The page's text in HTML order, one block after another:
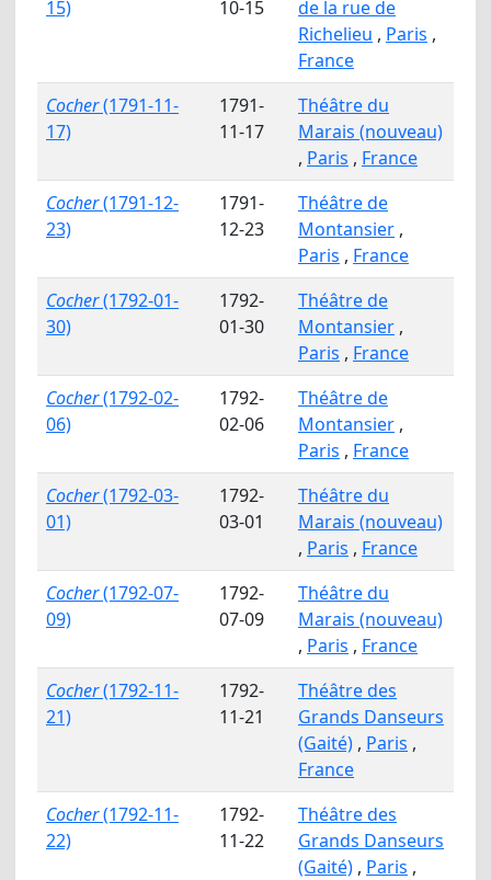
15) 10-15
de la rue de
Richelieu , Paris ,
France
Cocher(1791-11-
17)
1791-
11-17
Théâtre du
Marais (nouveau)
, Paris , France
Cocher(1791-12-
23)
1791-
12-23
Théâtre de
Montansier ,
Paris , France
Cocher(1792-01-
30)
1792-
01-30
Théâtre de
Montansier ,
Paris , France
Cocher(1792-02-
06)
1792-
02-06
Théâtre de
Montansier ,
Paris , France
Cocher(1792-03-
01)
1792-
03-01
Théâtre du
Marais (nouveau)
, Paris , France
Cocher(1792-07-
09)
1792-
07-09
Théâtre du
Marais (nouveau)
, Paris , France
Cocher(1792-11-
21)
1792-
11-21
Théâtre des
Grands Danseurs
(Gaité) , Paris ,
France
Cocher(1792-11-
22)
1792-
11-22
Théâtre des
Grands Danseurs
(Gaité) , Paris ,